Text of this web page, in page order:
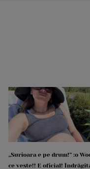
„Surioara e pe drum!” :o
ce veste!! E oficial!